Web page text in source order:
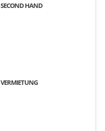
SECOND HAND
VERMIETUNG